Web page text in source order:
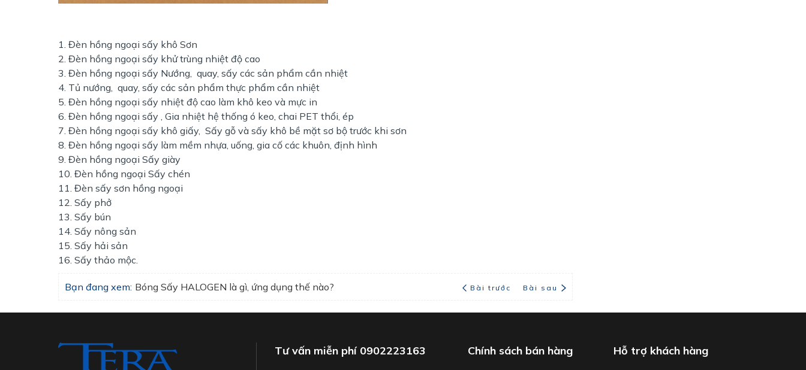
Đèn hồng ngoại sấy khô Sơn
Đèn hồng ngoại sấy khử trùng nhiệt độ cao
Đèn hồng ngoại sấy Nướng, quay, sấy các sản phẩm cần nhiệt
Tủ nướng, quay, sấy các sản phẩm thực phẩm cần nhiệt
Đèn hồng ngoại sấy nhiệt độ cao làm khô keo và mực in
Đèn hồng ngoại sấy , Gia nhiệt hệ thống ó keo, chai PET thổi, ép
Đèn hồng ngoại sấy khô giấy, Sấy gỗ và sấy khô bề mặt sơ bộ trước khi sơn
Đèn hồng ngoại sấy làm mềm nhựa, uống, gia cố các khuôn, định hình
Đèn hồng ngoại Sấy giày
Đèn hồng ngoại Sấy chén
Đèn sấy sơn hồng ngoại
Sấy phở
Sấy bún
Sấy nông sản
Sấy hải sản
Sấy thảo mộc.
Bạn đang xem: Bóng Sấy HALOGEN là gì, ứng dụng thế nào? Bài trước Bài sau
Tư vấn miễn phí 0902223163 Chính sách bán hàng Hỗ trợ khách hàng